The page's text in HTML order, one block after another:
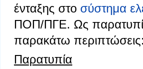
ένταξης στο σύστημα
ΠΟΠ/ΠΓΕ. Ως παρατυπία
παρακάτω
Παρατυπία